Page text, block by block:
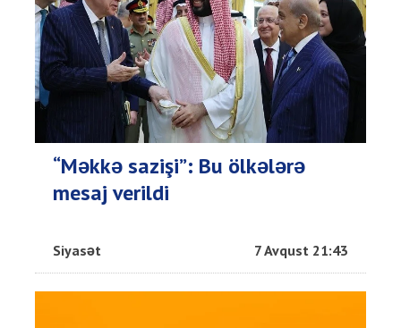
“Məkkə sazişi”: Bu ölkələrə
mesaj verildi
Siyasət 7 Avqust 21:43